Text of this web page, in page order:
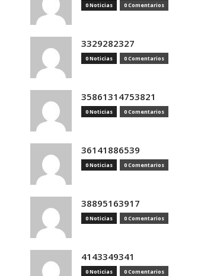
0 Noticias 0 Comentarios
3329282327
0 Noticias 0 Comentarios
35861314753821
0 Noticias 0 Comentarios
36141886539
0 Noticias 0 Comentarios
38895163917
0 Noticias 0 Comentarios
4143349341
0 Noticias 0 Comentarios